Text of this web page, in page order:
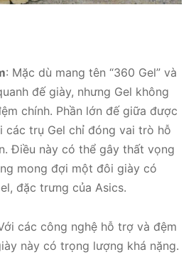
: Mặc dù mang tên “360 Gel” và
đế giày, nhưng Gel không
chính. Phần lớn đế giữa được
các trụ Gel chỉ đóng vai trò hỗ
Điều này có thể gây thất vọng
mong đợi một đôi giày có
đặc trưng của Asics.
ới các công nghệ hỗ trợ và đệm
này có trọng lượng khá nặng.